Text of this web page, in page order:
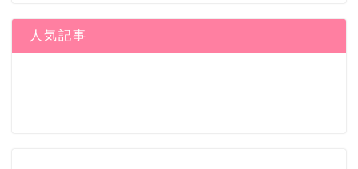
人気記事